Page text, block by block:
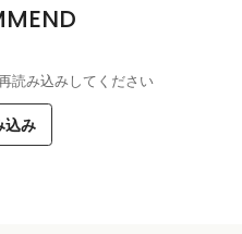
読み込みしてください
込み